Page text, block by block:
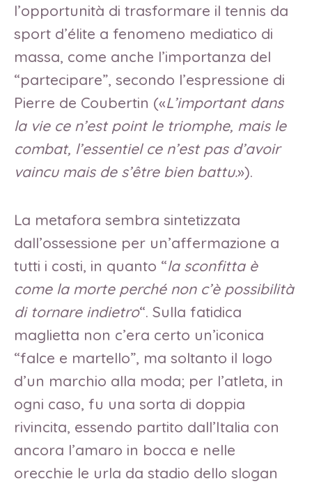
l’opportunità di trasformare il tennis da
sport d’élite a fenomeno mediatico di
massa, come anche l’importanza del
“partecipare”, secondo l’espressione di
Pierre de Coubertin («L’important dans
la vie ce n’est point le triomphe, mais le
combat, l’essentiel ce n’est pas d’avoir
vaincu mais de s’être bien battu.»).
La metafora sembra sintetizzata
dall’ossessione per un’affermazione a
tutti i costi, in quanto “la sconfitta è
come la morte perché non c’è possibilità
di tornare indietro“. Sulla fatidica
maglietta non c’era certo un’iconica
“falce e martello”, ma soltanto il logo
d’un marchio alla moda; per l’atleta, in
ogni caso, fu una sorta di doppia
rivincita, essendo partito dall’Italia con
ancora l’amaro in bocca e nelle
orecchie le urla da stadio dello slogan